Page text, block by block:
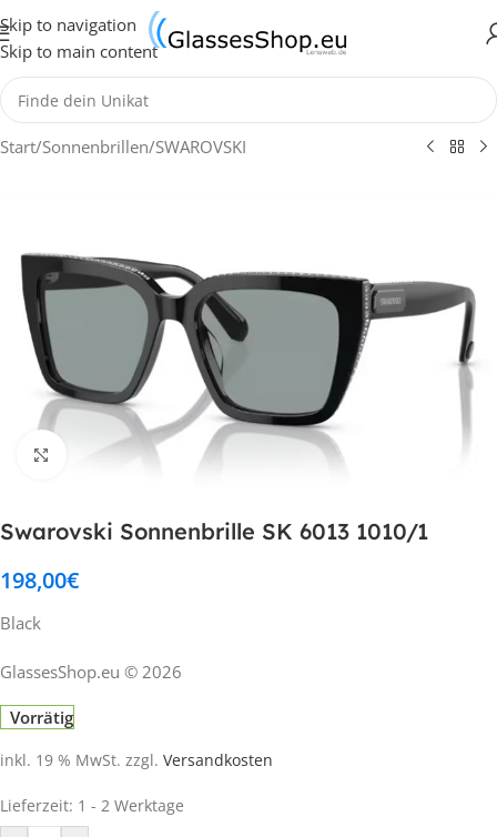
Skip to navigation
Skip to main content
Start/Sonnenbrillen/SWAROVSKI
Klick zum Vergrößern
Swarovski Sonnenbrille SK 6013 1010/1
198,00€
Black
GlassesShop.eu © 2026
Vorrätig
inkl. 19 % MwSt. zzgl. Versandkosten
Lieferzeit: 1 - 2 Werktage